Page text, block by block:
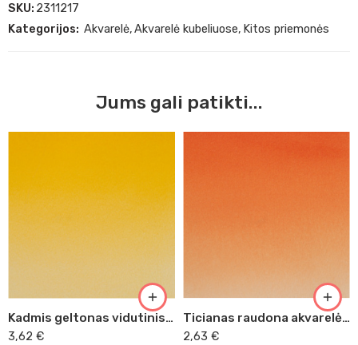
SKU: 2311217
Kategorijos: Akvarelė,Akvarelė kubeliuose, Kitos priemonės
Jums gali patikti...
Kadmis geltonas vidutinis akvarelės kubelis (201)
3,62 €
Ticianas raudona akvarelės kubelis (226)
2,63 €